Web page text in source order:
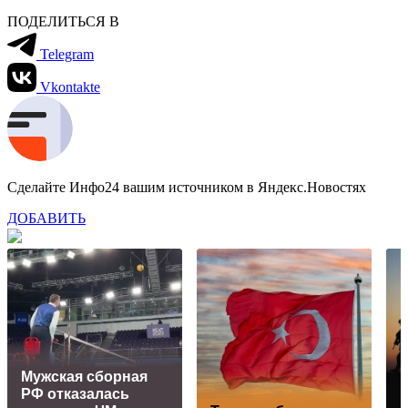
ПОДЕЛИТЬСЯ В
Telegram
Vkontakte
Сделайте Инфо24 вашим источником в Яндекс.Новостях
ДОБАВИТЬ
Мужская сборная
РФ отказалась